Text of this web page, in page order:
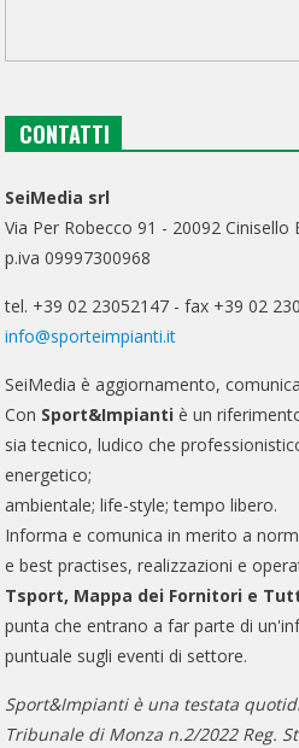
CONTATTI
SeiMedia srl
Via Per Robecco 91 - 20092
p.iva 09997300968
tel. +39 02 23052147 - fax +39 02
info@sporteimpianti.it
SeiMedia è aggiornamento,
Con Sport&Impianti è un
sia tecnico, ludico che
energetico;
ambientale; life-style; tempo libero.
Informa e comunica in merito a
e best practises, realizzazioni e
Tsport, Mappa dei Fornitori e
punta che entrano a far parte di
puntuale sugli eventi di settore.
Sport&Impianti è una testata
Tribunale di Monza n.2/2022 Reg.